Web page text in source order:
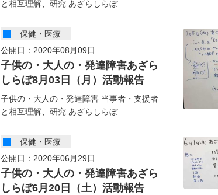
と相互理解、研究 あざらしらぼ
保健・医療
公開日：2020年08月09日
子供の・大人の・発達障害あざら
しらぼ8月03日（月）活動報告
子供の・大人の・発達障害 当事者・支援者
と相互理解、研究 あざらしらぼ
保健・医療
公開日：2020年06月29日
子供の・大人の・発達障害あざら
しらぼ6月20日（土）活動報告